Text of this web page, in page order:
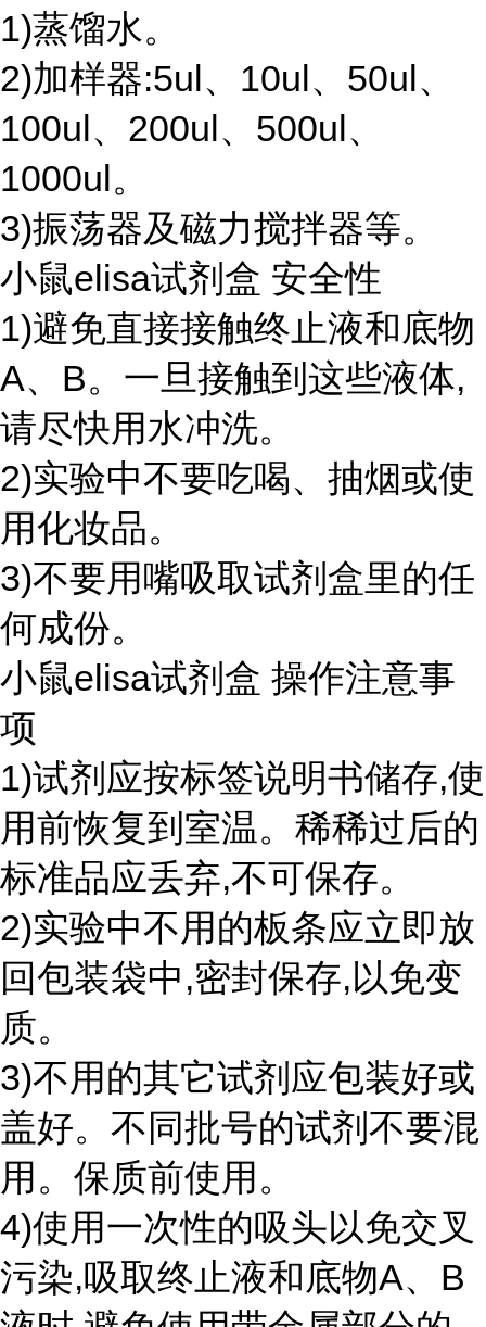
1)蒸馏水。
2)加样器:5ul、10ul、50ul、
100ul、200ul、500ul、
1000ul。
3)振荡器及磁力搅拌器等。
小鼠elisa试剂盒 安全性
1)避免直接接触终止液和底物
A、B。一旦接触到这些液体,
请尽快用水冲洗。
2)实验中不要吃喝、抽烟或使
用化妆品。
3)不要用嘴吸取试剂盒里的任
何成份。
小鼠elisa试剂盒 操作注意事
项
1)试剂应按标签说明书储存,使
用前恢复到室温。稀稀过后的
标准品应丢弃,不可保存。
2)实验中不用的板条应立即放
回包装袋中,密封保存,以免变
质。
3)不用的其它试剂应包装好或
盖好。不同批号的试剂不要混
用。保质前使用。
4)使用一次性的吸头以免交叉
污染,吸取终止液和底物A、B